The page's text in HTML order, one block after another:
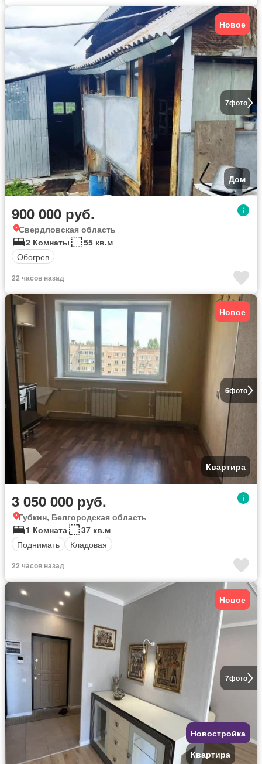
7фото
Новое
Дом
900 000 руб.
Свердловская область
2 Комнаты
55 кв.м
Обогрев
22 часов назад
6фото
Новое
Квартира
3 050 000 руб.
Губкин, Белгородская область
1 Комната
37 кв.м
Поднимать
Кладовая
22 часов назад
7фото
Новое
Новостройка
Квартира